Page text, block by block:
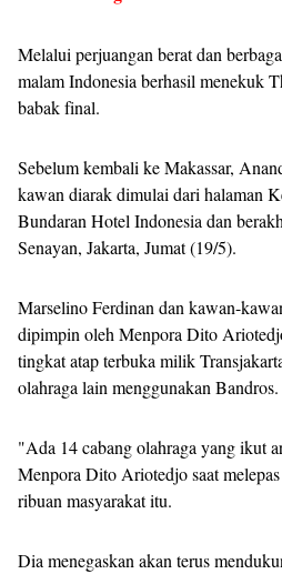
Melalui perjuangan berat dan
malam Indonesia berhasil menekuk
babak final.
Sebelum kembali ke Makassar,
kawan diarak dimulai dari halaman
Bundaran Hotel Indonesia dan
Senayan, Jakarta, Jumat (19/5).
Marselino Ferdinan dan kawan-
dipimpin oleh Menpora Dito
tingkat atap terbuka milik
olahraga lain menggunakan Bandros.
"Ada 14 cabang olahraga yang ikut
Menpora Dito Ariotedjo saat
ribuan masyarakat itu.
Dia menegaskan akan terus